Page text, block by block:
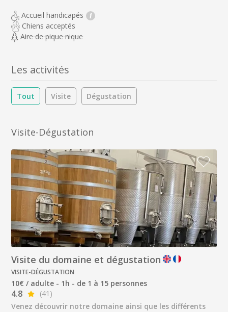
Accueil handicapés i
Chiens acceptés
Aire de pique nique
Les activités
Tout Visite Dégustation
Visite-Dégustation
Visite du domaine et dégustation
VISITE-DÉGUSTATION
10€ / adulte - 1h - de 1 à 15 personnes
4.8
(41)
Venez découvrir notre domaine ainsi que les différents